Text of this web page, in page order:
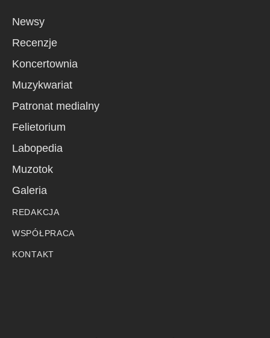
Newsy
Recenzje
Koncertownia
Muzykwariat
Patronat medialny
Felietorium
Labopedia
Muzotok
Galeria
REDAKCJA
WSPÓŁPRACA
KONTAKT